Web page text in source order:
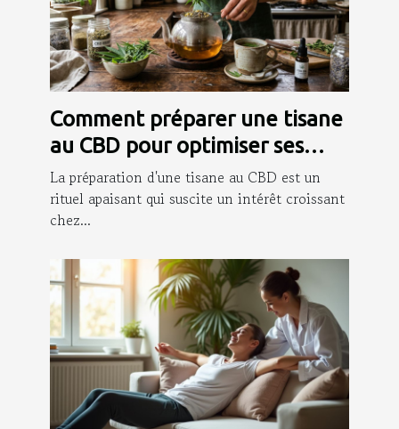
Comment préparer une tisane
au CBD pour optimiser ses
bienfaits ?
La préparation d'une tisane au CBD est un
rituel apaisant qui suscite un intérêt croissant
chez...